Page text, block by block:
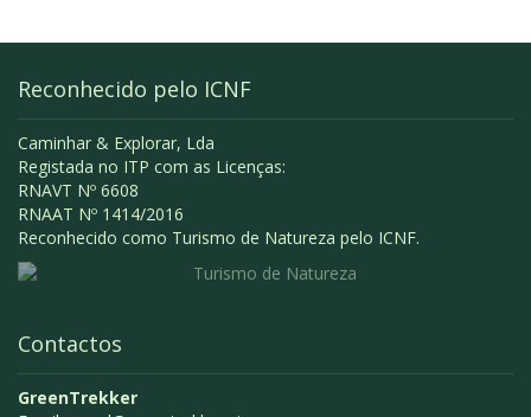
Reconhecido pelo ICNF
Caminhar & Explorar, Lda
Registada no ITP com as Licenças:
RNAVT Nº 6608
RNAAT Nº 1414/2016
Reconhecido como Turismo de Natureza pelo ICNF.
Contactos
GreenTrekker